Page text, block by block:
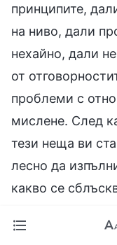
принципите,
на ниво, дали
нехайно, дали
от
проблеми с
мислене. След
тези неща ви
лесно да
какво се
дълга си — с
лошо